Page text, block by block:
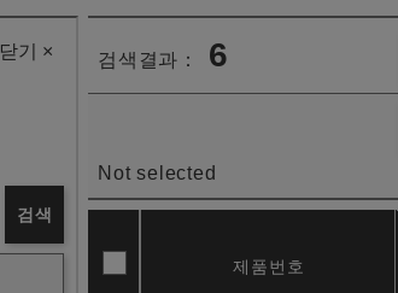
닫기 ×
검색
검색결과： 6
Not selected
제품번호